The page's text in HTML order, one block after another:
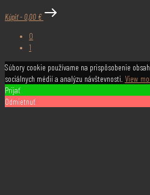
Kúpiť-0,00 €
0
1
Súbory cookie používame na prispôsobenie
sociálnych médií a analýzu návštevnosti. View
Prijať
Odmietnuť